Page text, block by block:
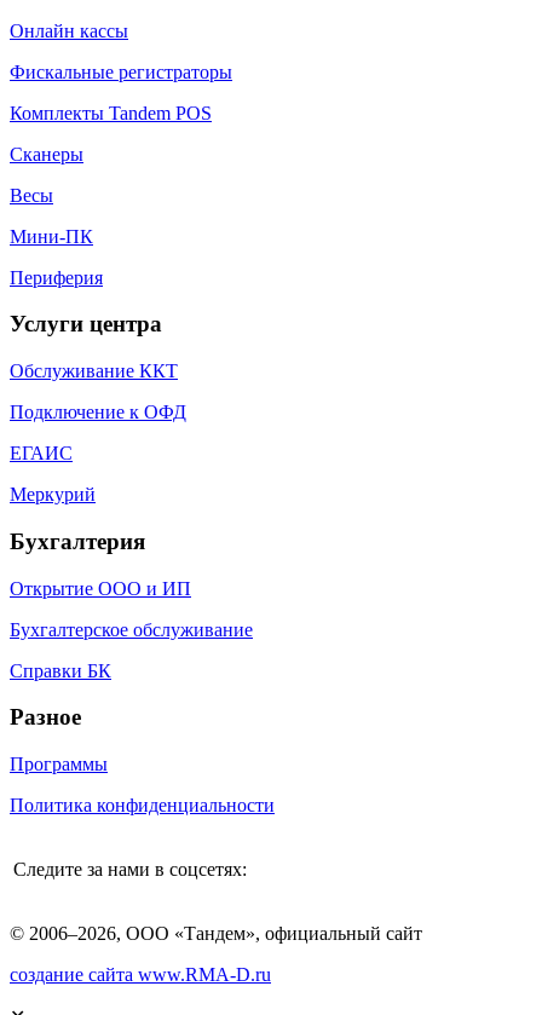
Онлайн кассы
Фискальные регистраторы
Комплекты Tandem POS
Сканеры
Весы
Мини-ПК
Периферия
Услуги центра
Обслуживание ККТ
Подключение к ОФД
ЕГАИС
Меркурий
Бухгалтерия
Открытие ООО и ИП
Бухгалтерское обслуживание
Справки БК
Разное
Программы
Политика конфиденциальности
Следите за нами в соцсетях:
© 2006–2026, ООО «Тандем», официальный сайт
создание сайта www.RMA-D.ru